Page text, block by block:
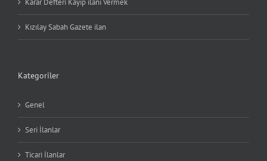
Karar Defteri Kayıp ilanı Vermek
Kızılay Sabah Gazete ilan
Kategoriler
Genel
Seri İlanlar
Ticari İlanlar